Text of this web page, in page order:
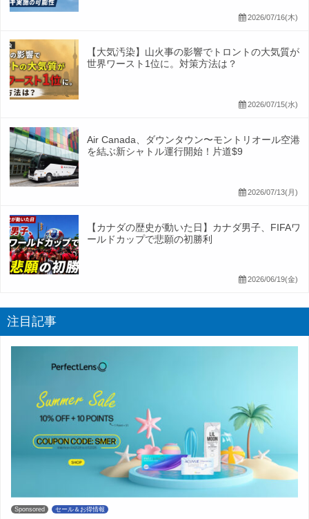
2026/07/16(木)
【大気汚染】山火事の影響でトロントの大気質が
世界ワースト1位に。対策方法は？
2026/07/15(水)
Air Canada、ダウンタウン〜モントリオール空港
を結ぶ新シャトル運行開始！片道$9
2026/07/13(月)
【カナダの歴史が動いた日】カナダ男子、FIFAワ
ールドカップで悲願の初勝利
2026/06/19(金)
注目記事
Sponsored セール＆お得情報